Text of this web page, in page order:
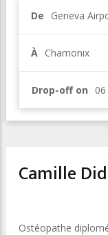
De Geneva
À Chamonix
Drop-off on
Camille
Ostéopathe